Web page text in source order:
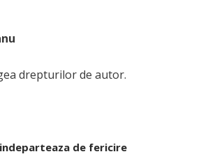
drepturilor de autor.
de fericire